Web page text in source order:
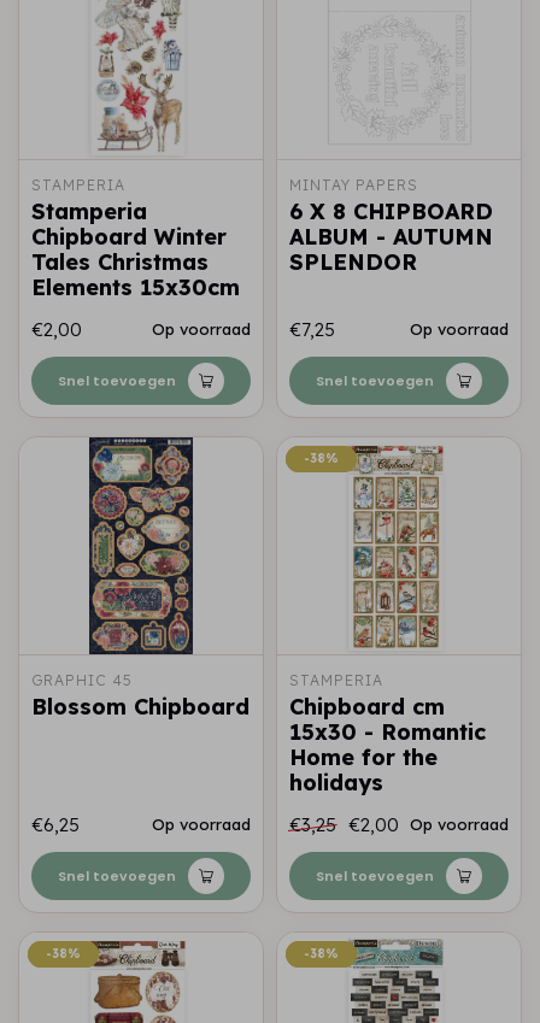
STAMPERIA
Stamperia
Chipboard Winter
Tales Christmas
Elements 15x30cm
€2,00 Op voorraad
Snel toevoegen
MINTAY PAPERS
6 X 8 CHIPBOARD
ALBUM - AUTUMN
SPLENDOR
€7,25 Op voorraad
Snel toevoegen
GRAPHIC 45
Blossom Chipboard
€6,25 Op voorraad
Snel toevoegen
-38%
-38%
STAMPERIA
Chipboard cm
15x30 - Romantic
Home for the
holidays
€3,25 €2,00 Op voorraad
Snel toevoegen
-38%
-38% -38%
-38%